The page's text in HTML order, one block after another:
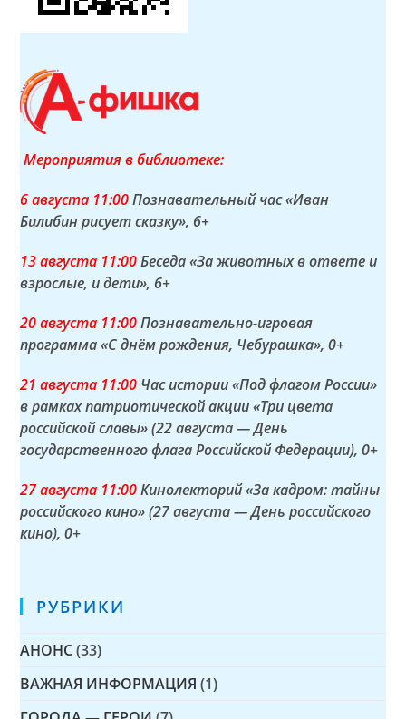
Мероприятия в библиотеке:
6 августа 11:00Познавательный час «Иван
Билибин рисует сказку», 6+
13 августа 11:00Беседа «За животных в ответе и
взрослые, и дети», 6+
20 августа 11:00Познавательно-игровая
программа «С днём рождения, Чебурашка», 0+
21 августа 11:00 Час истории «Под флагом России»
в рамках патриотической акции «Три цвета
российской славы» (22 августа — День
государственного флага Российской Федерации), 0+
27 августа 11:00Кинолекторий «За кадром: тайны
российского кино» (27 августа — День российского
кино), 0+
РУБРИКИ
АНОНС (33)
ВАЖНАЯ ИНФОРМАЦИЯ (1)